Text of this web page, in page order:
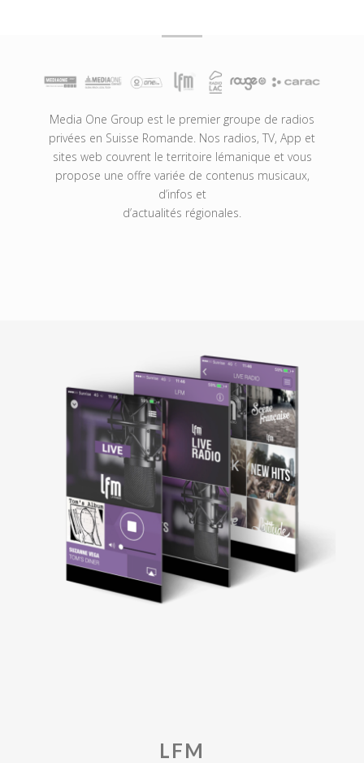
Media One Group est le premier groupe de radios
privées en Suisse Romande. Nos radios, TV, App et
sites web couvrent le territoire lémanique et vous
propose une offre variée de contenus musicaux,
d’infos et
d’actualités régionales.
LFM